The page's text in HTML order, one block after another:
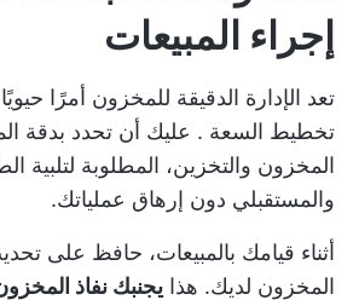
إجراء المبيعات
تعد الإدارة الدقيقة للمخزون أمرًا
تخطيط السعة . عليك أن تحدد بدقة
المخزون والتخزين، المطلوبة لتلبية
والمستقبلي دون إرهاق عملياتك.
أثناء قيامك بالمبيعات، حافظ على
المخزون لديك. هذا يجنبك نفاذ